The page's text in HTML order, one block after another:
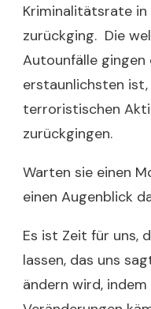
Kriminalitätsrate in
zurückging. Die
Autounfälle
erstaunlichsten
terroristischen
zurückgingen.
Warten sie einen
einen Augenblick
Es ist Zeit für uns,
lassen, das uns
ändern wird,